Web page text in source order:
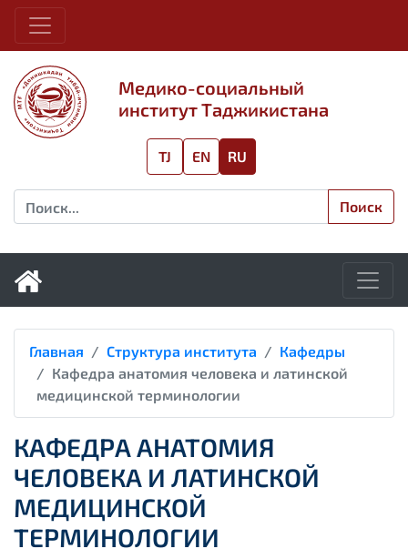
Медико-социальный
институт Таджикистана
Поиск
TJ RU
EN
Главная Структура института
Кафедры
Кафедра анатомия человека и латинской
медицинской терминологии
КАФЕДРА АНАТОМИЯ
ЧЕЛОВЕКА И ЛАТИНСКОЙ
МЕДИЦИНСКОЙ
ТЕРМИНОЛОГИИ